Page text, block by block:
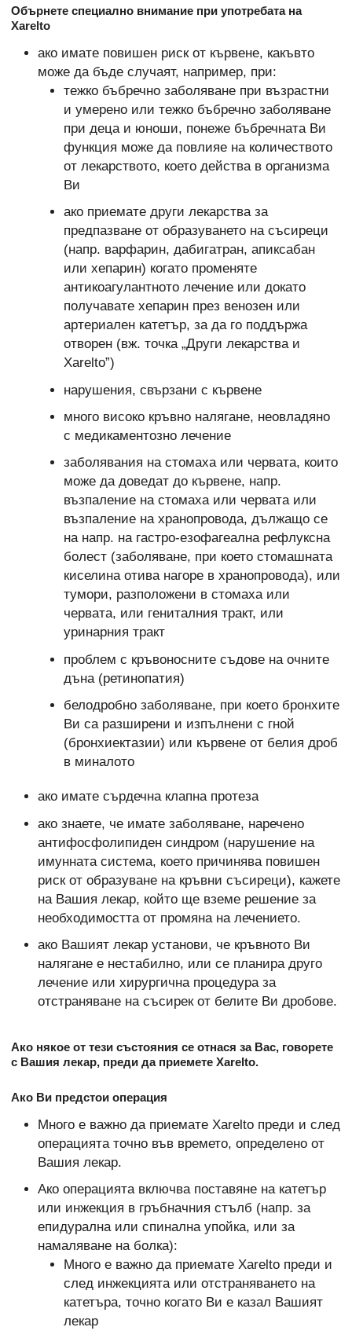
Обърнете специално внимание при употребата на
Xarelto
ако имате повишен риск от кървене, какъвто
може да бъде случаят, например, при:
тежко бъбречно заболяване при възрастни
и умерено или тежко бъбречно заболяване
при деца и юноши, понеже бъбречната Ви
функция може да повлияе на количеството
от лекарството, което действа в организма
Ви
ако приемате други лекарства за
предпазване от образуването на съсиреци
(напр. варфарин, дабигатран, апиксабан
или хепарин) когато променяте
антикоагулантното лечение или докато
получавате хепарин през венозен или
артериален катетър, за да го поддържа
отворен (вж. точка „Други лекарства и
Xarelto”)
нарушения, свързани с кървене
много високо кръвно налягане, неовладяно
с медикаментозно лечение
заболявания на стомаха или червата, които
може да доведат до кървене, напр.
възпаление на стомаха или червата или
възпаление на хранопровода, дължащо се
на напр. на гастро-езофагеална рефлуксна
болест (заболяване, при което стомашната
киселина отива нагоре в хранопровода), или
тумори, разположени в стомаха или
червата, или гениталния тракт, или
уринарния тракт
проблем с кръвоносните съдове на очните
дъна (ретинопатия)
белодробно заболяване, при което бронхите
Ви са разширени и изпълнени с гной
(бронхиектазии) или кървене от белия дроб
в миналото
ако имате сърдечна клапна протеза
ако знаете, че имате заболяване, наречено
антифосфолипиден синдром (нарушение на
имунната система, което причинява повишен
риск от образуване на кръвни съсиреци), кажете
на Вашия лекар, който ще вземе решение за
необходимостта от промяна на лечението.
ако Вашият лекар установи, че кръвното Ви
налягане е нестабилно, или се планира друго
лечение или хирургична процедура за
отстраняване на съсирек от белите Ви дробове.
Ако някое от тези състояния се отнася за Вас, говорете
с Вашия лекар, преди да приемете Xarelto.
Ако Ви предстои операция
Mного e важно да приемате Xarelto преди и след
операцията точно във времето, определено от
Вашия лекар.
Ако операцията включва поставяне на катетър
или инжекция в гръбначния стълб (напр. за
епидурална или спинална упойка, или за
намаляване на болка):
Много е важно да приемате Xarelto преди и
след инжекцията или отстраняването на
катетъра, точно когато Ви е казал Вашият
лекар